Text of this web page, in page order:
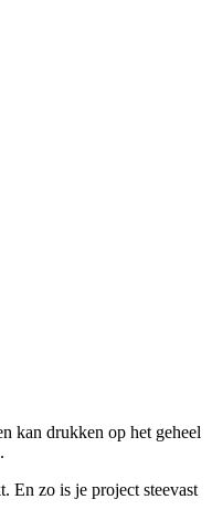
kan drukken op het geheel
En zo is je project steevast